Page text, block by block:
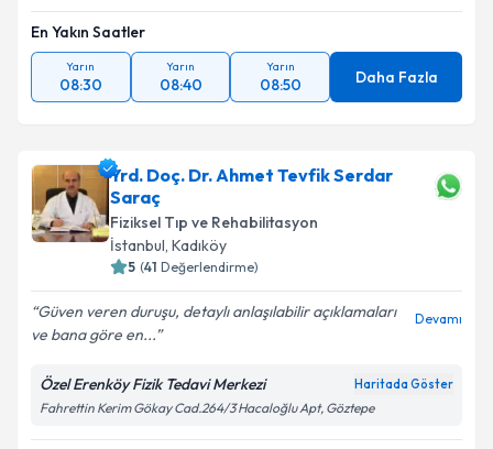
En Yakın Saatler
Yarın
08:30
Yarın
08:40
Yarın
08:50 Daha Fazla
Yrd. Doç. Dr. Ahmet Tevfik Serdar
Saraç
Fiziksel Tıp ve Rehabilitasyon
İstanbul, Kadıköy
5 (41 Değerlendirme)
Güven veren duruşu, detaylı anlaşılabilir açıklamaları
ve bana göre en...
Devamı
Özel Erenköy Fizik Tedavi Merkezi Haritada Göster
Fahrettin Kerim Gökay Cad.264/3 Hacaloğlu Apt, Göztepe